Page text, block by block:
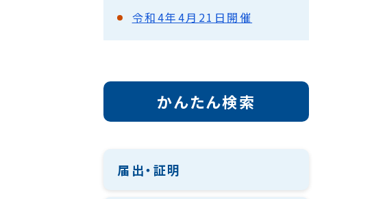
令和4年4月21日開催
かんたん検索
届出・証明